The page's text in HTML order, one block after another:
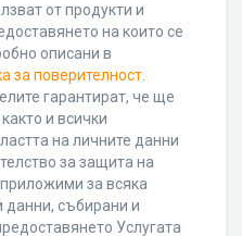
от продукти и
на които се
описани в
за поверителност
гарантират, че ще
и всички
на личните данни
за защита на
за всяка
събирани и
Услугата